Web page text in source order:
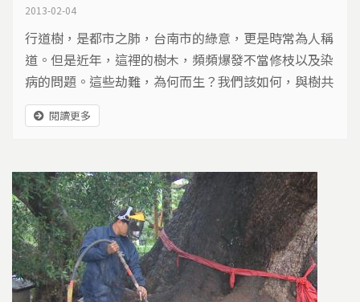
2013-02-04
行道樹，是都市之肺，台南市的綠意，更是時常為人稱
道。但是近年，這裡的樹木，頻頻爆發不當修枝以及染
病的問題。這些劫難，為何而生？我們該如何，與樹共
棲？
閱讀更多